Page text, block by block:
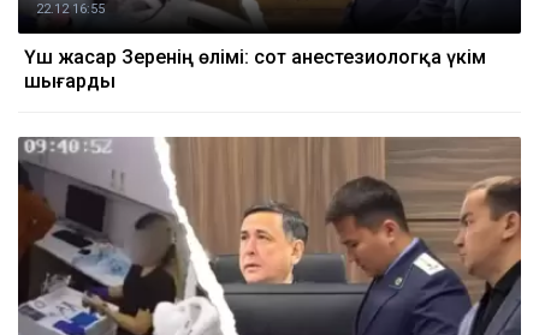
22.12 16:55
Үш жасар Зеренің өлімі: сот анестезиологқа үкім
шығарды